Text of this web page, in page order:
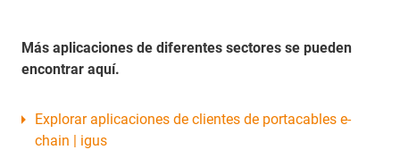
Más aplicaciones de diferentes sectores se pueden
encontrar aquí.
Explorar aplicaciones de clientes de portacables e-
chain | igus